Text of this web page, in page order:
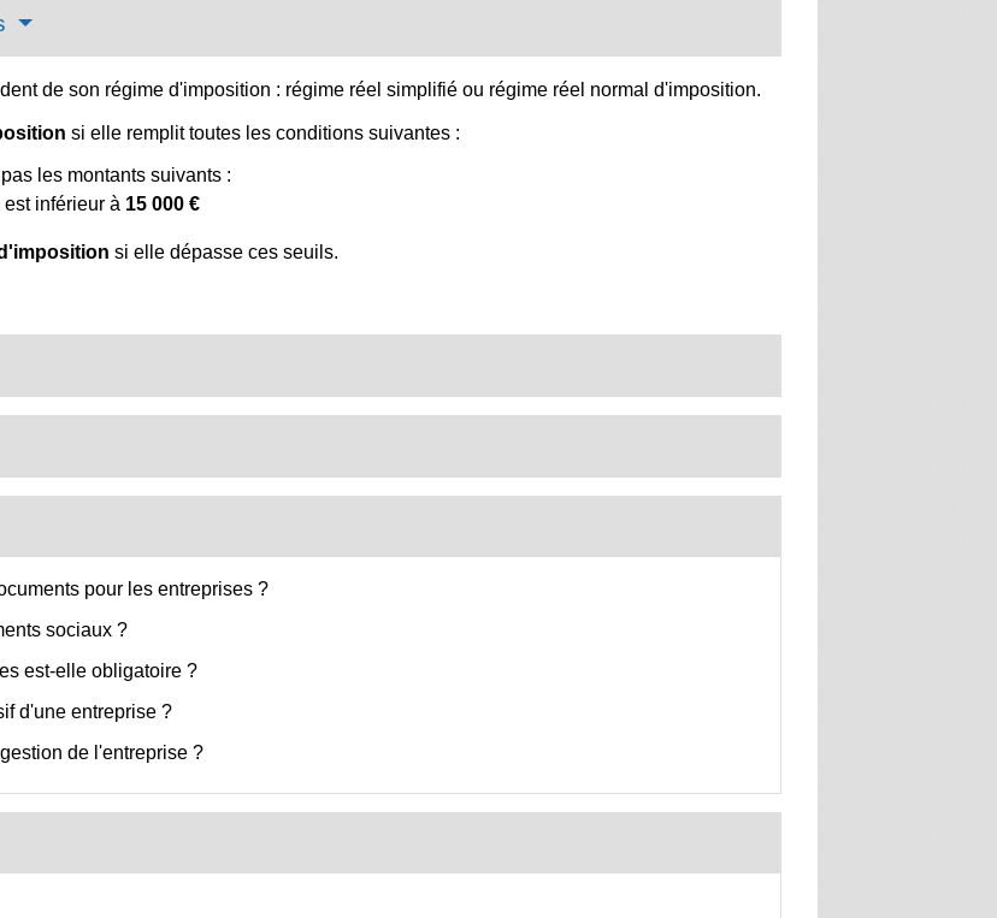
de son régime d'imposition : régime réel simplifié ou régime réel normal d'imposition.
si elle remplit toutes les conditions suivantes :
les montants suivants :
inférieur à 15 000 €
si elle dépasse ces seuils.
pour les entreprises ?
sociaux ?
est-elle obligatoire ?
d'une entreprise ?
de l'entreprise ?